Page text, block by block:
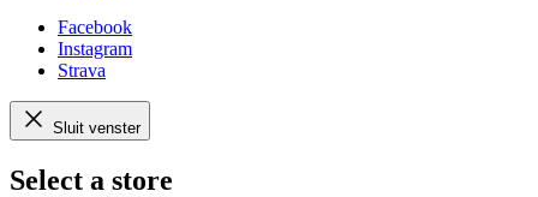
Facebook
Instagram
Strava
Sluit venster
Select a store